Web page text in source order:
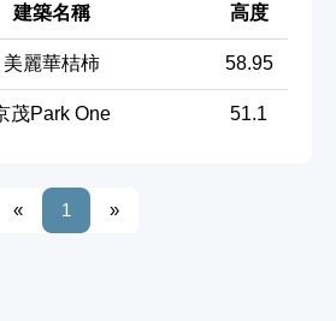
建築名稱 高度
美麗華桔柿 58.95
茂Park One 51.1
« 1 »